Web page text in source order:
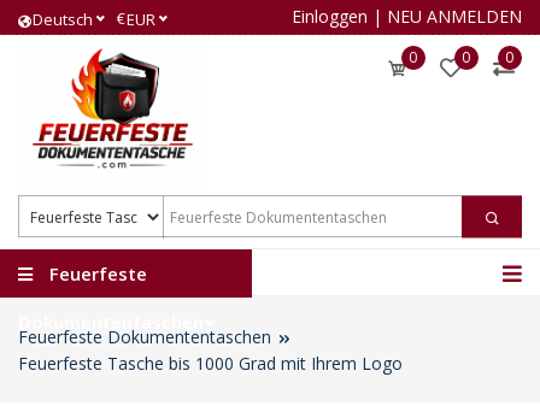
Deutsch €EUR Einloggen | NEU ANMELDEN
0 0 0
Feuerfeste
Feuerfeste Dokumententaschen
Feuerfeste Tasche bis 1000 Grad mit Ihrem Logo